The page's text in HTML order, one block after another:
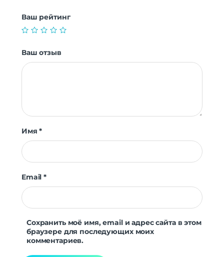
Ваш рейтинг
Ваш отзыв
Имя*
Email*
Сохранить моё имя, email и адрес сайта в этом
браузере для последующих моих
комментариев.